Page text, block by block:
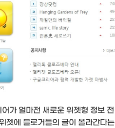
가 얼마전 새로운 위젯형 정보 전
젯에 블로거들의 글이 올라간다는